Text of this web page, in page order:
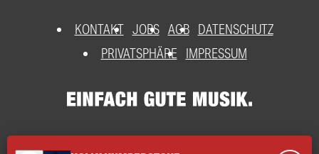
KONTAKT JOBS AGB DATENSCHUTZ
PRIVATSPHÄRE
IMPRESSUM